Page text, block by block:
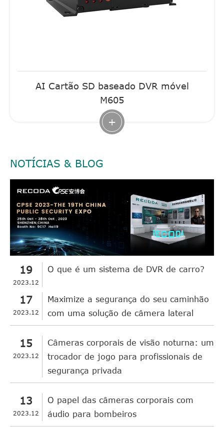
AI Cartão SD baseado DVR móvel
M605
+
NOTÍCIAS & BLOG
19
2023.12
O que é um sistema de DVR de carro?
17
2023.12
Maximize a segurança do seu caminhão
com uma solução de câmera lateral
15
2023.12
Câmeras corporais de visão noturna: um
trocador de jogo para profissionais de
segurança privada
13
2023.12
O papel das câmeras corporais com
áudio para bombeiros